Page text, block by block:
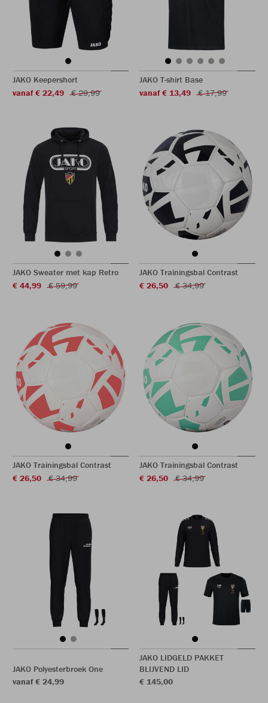
JAKO Keepershort
vanaf € 22,49
€ 29,99
JAKO T-shirt Base
vanaf € 13,49
€ 17,99
JAKO Sweater met kap Retro
€ 44,99
€ 59,99
JAKO Trainingsbal Contrast
€ 26,50
€ 34,99
JAKO Trainingsbal Contrast
€ 26,50
€ 34,99
JAKO Trainingsbal Contrast
€ 26,50
€ 34,99
JAKO Polyesterbroek One
vanaf € 24,99
JAKO LIDGELD PAKKET
BLIJVEND LID
€ 145,00